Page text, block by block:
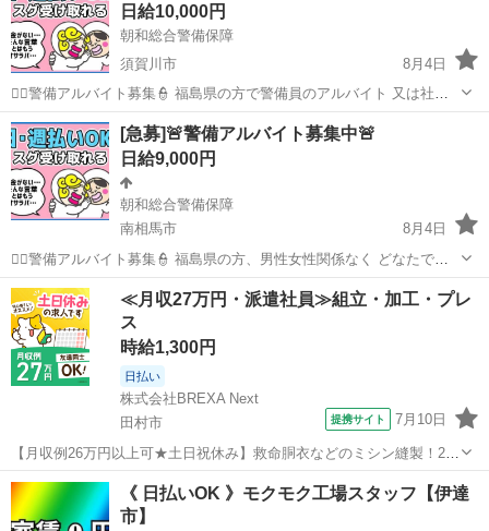
日給10,000円
朝和総合警備保障
須賀川市
8月4日
👮‍♂️警備アルバイト募集👮 福島県の方で警備員のアルバイト 又は社員
の方を募集しています‼️ [給料形態] •日払い10000円〜 月給180.000以上
残業手当あり(残業がある場合残業手当でます) ・夜勤 120...
福島 須賀川市 警備員 短期
[急募]🚨警備アルバイト募集中🚨
日給9,000円
朝和総合警備保障
南相馬市
8月4日
👮‍♂️警備アルバイト募集👮 福島県の方、男性女性関係なく どなたでも
募集してます！！ 友人を紹介していただいた方には ご友人様の出勤日
数が５日を超えると 現金5000円のボーナス🎁 •日払い9000円〜 アップ
あり ...
福島 南相馬市 軽作業 短期
≪月収27万円・派遣社員≫組立・加工・プレ
ス
時給1,300円
日払い
株式会社BREXA Next
田村市
提携サイト 7月10日
【月収例26万円以上可★土日祝休み】救命胴衣などのミシン縫製！20
代～50代の男女大活躍中★日払い制度あり！マイカー通勤OK＆無料駐
車場完備！食堂利用可★交通費支給◎《福島県田村市》 人気の工場の
お仕事 ◇救命胴衣などのミ...
福島 田村市 その他
《 日払いOK 》モクモク工場スタッフ【伊達
市】